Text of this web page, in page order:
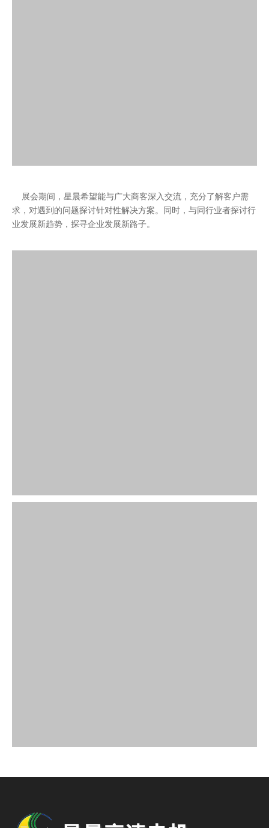
展会期间，星晨希望能与广大商客深入交流，充分了解客户需
求，对遇到的问题探讨针对性解决方案。同时，与同行业者探讨行
业发展新趋势，探寻企业发展新路子。